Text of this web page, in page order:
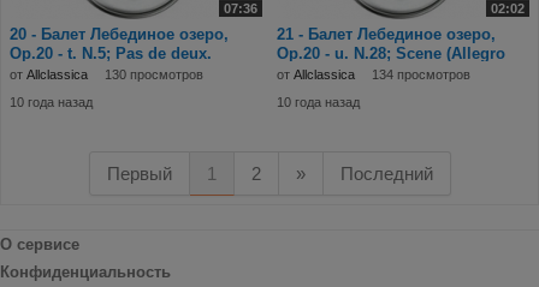
07:36
20 - Балет Лебединое озеро,
Op.20 - t. N.5; Pas de deux.
Intrada; Vals
от Allclassica
130 просмотров
10 года назад
02:02
21 - Балет Лебединое озеро,
Op.20 - u. N.28; Scene (Allegro
agitato; a
от Allclassica
134 просмотров
10 года назад
Первый 1 2 » Последний
О сервисе
Конфиденциальность